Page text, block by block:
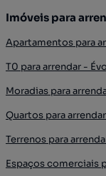
Imóveis para
Apartamentos para
T0 para arrendar -
Moradias para
Quartos para
Terrenos para
Espaços comerciais